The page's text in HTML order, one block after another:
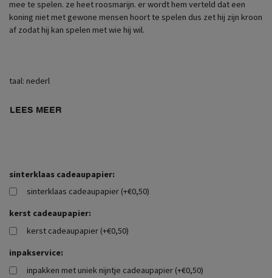
mee te spelen. ze heet roosmarijn. er wordt hem verteld dat een
koning niet met gewone mensen hoort te spelen dus zet hij zijn kroon
af zodat hij kan spelen met wie hij wil.
taal: nederl
LEES MEER
sinterklaas cadeaupapier:
sinterklaas cadeaupapier (+€0,50)
kerst cadeaupapier:
kerst cadeaupapier (+€0,50)
inpakservice:
inpakken met uniek nijntje cadeaupapier (+€0,50)